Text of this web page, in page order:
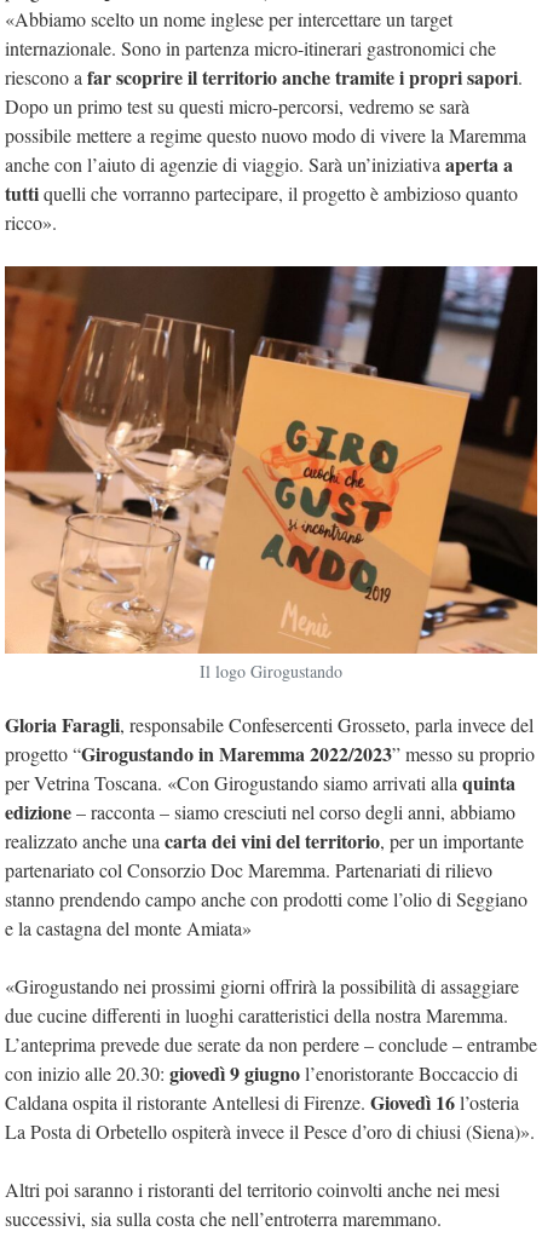
«Abbiamo scelto un nome inglese per intercettare un target
internazionale. Sono in partenza micro-itinerari gastronomici che
riescono a far scoprire il territorio anche tramite i propri sapori.
Dopo un primo test su questi micro-percorsi, vedremo se sarà
possibile mettere a regime questo nuovo modo di vivere la Maremma
anche con l’aiuto di agenzie di viaggio. Sarà un’iniziativa aperta a
tuttiquelli che vorranno partecipare, il progetto è ambizioso quanto
ricco».
Il logo Girogustando
Gloria Faragli, responsabile Confesercenti Grosseto, parla invece del
progetto “Girogustando in Maremma 2022/2023” messo su proprio
per Vetrina Toscana. «Con Girogustando siamo arrivati alla quinta
edizione– racconta – siamo cresciuti nel corso degli anni, abbiamo
realizzato anche una carta dei vini del territorio, per un importante
partenariato col Consorzio Doc Maremma. Partenariati di rilievo
stanno prendendo campo anche con prodotti come l’olio di Seggiano
e la castagna del monte Amiata»
«Girogustando nei prossimi giorni offrirà la possibilità di assaggiare
due cucine differenti in luoghi caratteristici della nostra Maremma.
L’anteprima prevede due serate da non perdere – conclude – entrambe
con inizio alle 20.30: giovedì 9 giugnol’enoristorante Boccaccio di
Caldana ospita il ristorante Antellesi di Firenze. Giovedì 16l’osteria
La Posta di Orbetello ospiterà invece il Pesce d’oro di chiusi (Siena)».
Altri poi saranno i ristoranti del territorio coinvolti anche nei mesi
successivi, sia sulla costa che nell’entroterra maremmano.